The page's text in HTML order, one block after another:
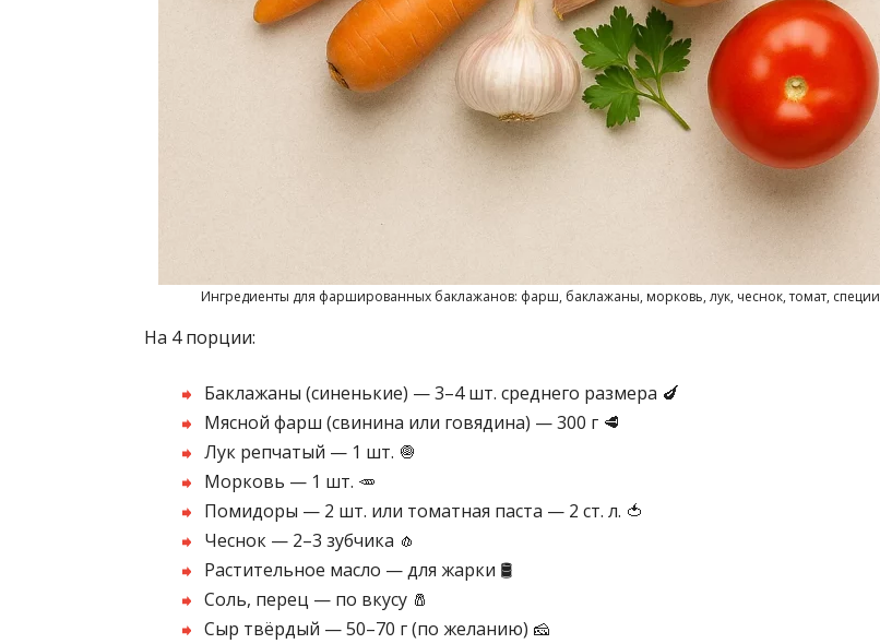
Ингредиенты для фаршированных баклажанов: фарш, баклажаны, морковь, лук, чеснок, томат, специи
На 4 порции:
Баклажаны (синенькие) — 3–4 шт. среднего размера 🍆
Мясной фарш (свинина или говядина) — 300 г 🥩
Лук репчатый — 1 шт. 🧅
Морковь — 1 шт. 🥕
Помидоры — 2 шт. или томатная паста — 2 ст. л. 🍅
Чеснок — 2–3 зубчика 🧄
Растительное масло — для жарки 🛢
Соль, перец — по вкусу 🧂
Сыр твёрдый — 50–70 г (по желанию) 🧀